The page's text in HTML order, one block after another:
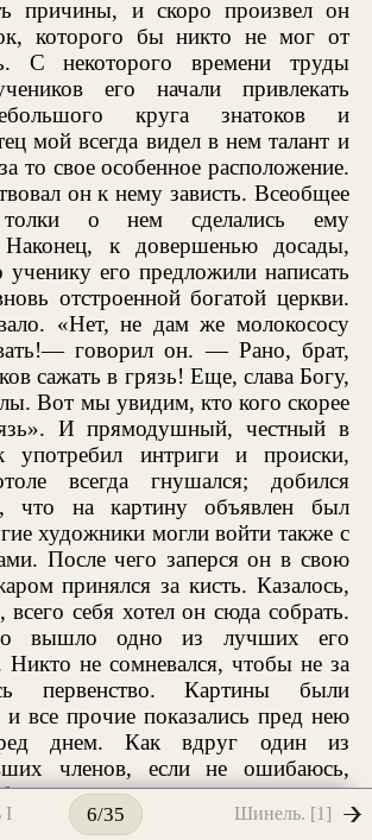
причины, и скоро произвел он
которого бы никто не мог от
С некоторого времени труды
его начали привлекать
круга знатоков и
мой всегда видел в нем талант и
то свое особенное расположение.
он к нему зависть. Всеобщее
о нем сделались ему
к довершенью досады,
ученику его предложили написать
отстроенной богатой церкви.
«Нет, не дам же молокососу
говорил он. — Рано, брат,
сажать в грязь! Еще, слава Богу,
Вот мы увидим, кто кого скорее
И прямодушный, честный в
употребил интриги и происки,
всегда гнушался; добился
что на картину объявлен был
художники могли войти также с
После чего заперся он в свою
принялся за кисть. Казалось,
всего себя хотел он сюда собрать.
вышло одно из лучших его
Никто не сомневался, чтобы не за
первенство. Картины были
и все прочие показались пред нею
днем. Как вдруг один из
членов, если не ошибаюсь,
сделал замечание, поразившее
художника, точно, есть много
I 6/35 Шинель. [1]